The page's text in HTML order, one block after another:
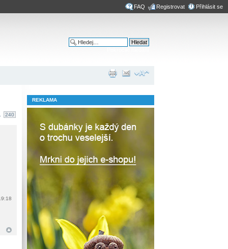
FAQ Registrovat Přihlásit se
240
REKLAMA